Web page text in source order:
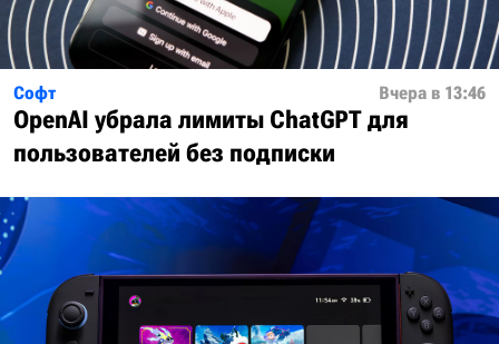
Софт Вчера в 13:46
OpenAI убрала лимиты ChatGPT для
пользователей без подписки